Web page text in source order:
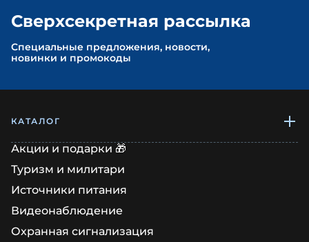
Сверхсекретная рассылка
Cпециальные предложения, новости,
новинки и промокоды
КАТАЛОГ
Акции и подарки 🎁
Туризм и милитари
Источники питания
Видеонаблюдение
Охранная сигнализация